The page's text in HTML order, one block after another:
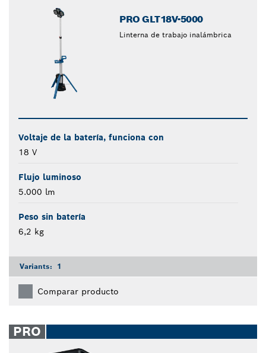
PRO GLT18V-5000
Linterna de trabajo inalámbrica
Voltaje de la batería, funciona con
18 V
Flujo luminoso
5.000 lm
Peso sin batería
6,2 kg
Variants: 1
Comparar producto
PRO